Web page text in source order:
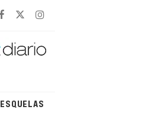
ESQUELAS